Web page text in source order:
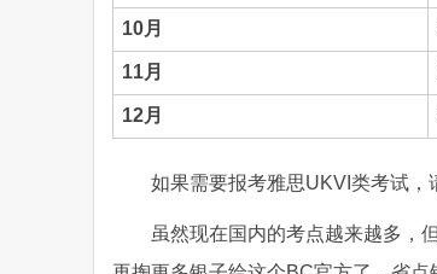
10月
11月
12月
如果需要报考雅思UKVI类考试，
虽然现在国内的考点越来越多，